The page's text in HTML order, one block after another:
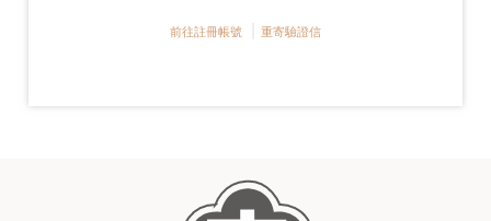
前往註冊帳號 重寄驗證信